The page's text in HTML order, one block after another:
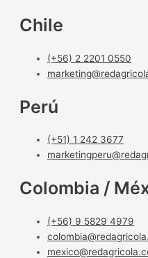
Chile
(+56) 2 2201 0550
Perú
(+51) 1 242 3677
Colombia /
(+56) 9 5829 4979